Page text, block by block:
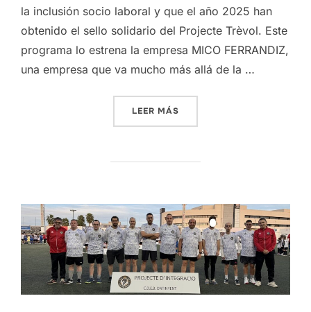
la inclusión socio laboral y que el año 2025 han
obtenido el sello solidario del Projecte Trèvol. Este
programa lo estrena la empresa MICO FERRANDIZ,
una empresa que va mucho más allá de la …
LEER MÁS